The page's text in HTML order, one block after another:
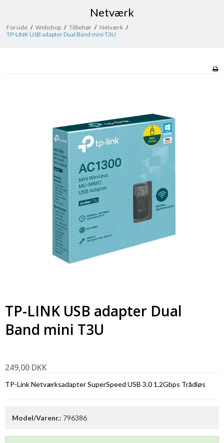
Netværk
Forside / Webshop / Tilbehør / Netværk /
TP-LINK USB adapter Dual Band mini T3U
TP-LINK USB adapter Dual
Band mini T3U
249,00 DKK
TP-Link Netværksadapter SuperSpeed USB 3.0 1.2Gbps Trådløs
Model/Varenr.: 796386